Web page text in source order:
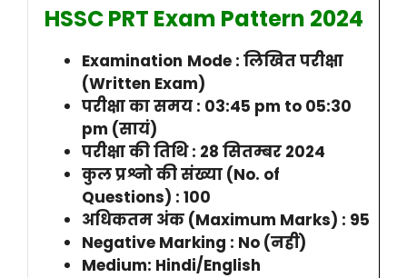
HSSC PRT Exam Pattern 2024
Examination Mode : लिखित परीक्षा
(Written Exam)
परीक्षा का समय : 03:45 pm to 05:30
pm (सायं)
परीक्षा की तिथि : 28 सितम्बर 2024
कुल प्रश्नो की संख्या (No. of
Questions) : 100
अधिकतम अंक (Maximum Marks) : 95
Negative Marking : No (नहीं)
Medium: Hindi/English